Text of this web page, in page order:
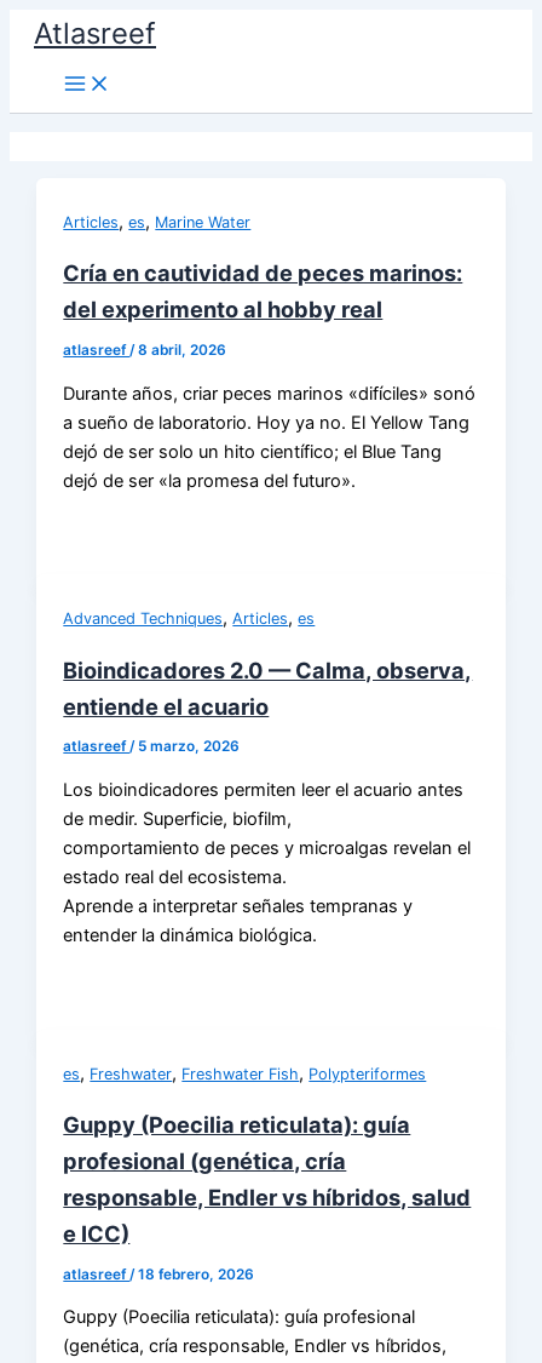
contenido
Atlasreef
Articles,es, Marine Water
Cría en cautividad de peces marinos:
del experimento al hobby real
atlasreef/8 abril, 2026
Durante años, criar peces marinos «difíciles» sonó
a sueño de laboratorio. Hoy ya no. El Yellow Tang
dejó de ser solo un hito científico; el Blue Tang
dejó de ser «la promesa del futuro».
Advanced Techniques,Articles,es
Bioindicadores 2.0 — Calma, observa,
entiende el acuario
atlasreef/ 5 marzo, 2026
Los bioindicadores permiten leer el acuario antes
de medir. Superficie, biofilm,
comportamiento de peces y microalgas revelan el
estado real del ecosistema.
Aprende a interpretar señales tempranas y
entender la dinámica biológica.
es, Freshwater, Freshwater Fish, Polypteriformes
Guppy (Poecilia reticulata): guía
profesional (genética, cría
responsable, Endler vs híbridos, salud
e ICC)
atlasreef /18 febrero, 2026
Guppy (Poecilia reticulata): guía profesional
(genética, cría responsable, Endler vs híbridos,